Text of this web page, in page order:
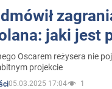
jaki jest
Oscarem reżysera nie
projekcie
05.03.2025 17:04 1